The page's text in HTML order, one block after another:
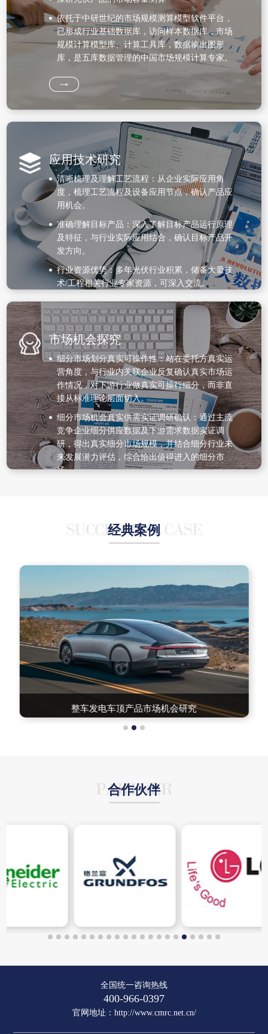
依托于中研世纪的市场规模测算模型软件平台，
已形成行业基础数据库，访问样本数据库，市场
规模计算模型库、计算工具库，数据输出图形
库，是五库数据管理的中国市场规模计算专家。
应用技术研究
清晰梳理及理解工艺流程：从企业实际应用角
度，梳理工艺流程及设备应用节点，确认产品应
用机会。
准确理解目标产品：深入了解目标产品运行原理
及特征，与行业实际应用结合，确认目标产品开
发方向。
行业资源优势：多年光伏行业积累，储备大量技
术/工程相关行业专家资源，可深入交流。
市场机会探究
细分市场划分真实可操作性：站在委托方真实运
营角度，与行业内关联企业反复确认真实市场运
作情况，对下游行业做真实可操行细分，而非直
接从标准理论层面切入。
细分市场机会真实供需实证调研确认：通过主流
竞争企业细分供应数据及下游需求数据实证调
研，得出真实细分市场规模，并结合细分行业未
来发展潜力评估，综合给出值得进入的细分市
场。
经典案例
整车发电车顶产品市场机会研究
合作伙伴
全国统一咨询热线
400-966-0397
官网地址： http://www.cmrc.net.cn/